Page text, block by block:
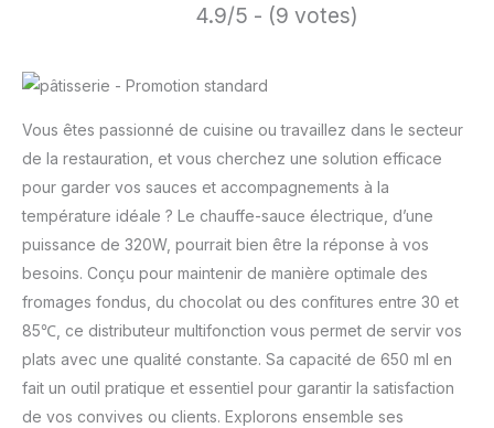
4.9/5 - (9 votes)
Vous êtes passionné de cuisine ou travaillez dans le secteur
de la restauration, et vous cherchez une solution efficace
pour garder vos sauces et accompagnements à la
température idéale ? Le chauffe-sauce électrique, d’une
puissance de 320W, pourrait bien être la réponse à vos
besoins. Conçu pour maintenir de manière optimale des
fromages fondus, du chocolat ou des confitures entre 30 et
85℃, ce distributeur multifonction vous permet de servir vos
plats avec une qualité constante. Sa capacité de 650 ml en
fait un outil pratique et essentiel pour garantir la satisfaction
de vos convives ou clients. Explorons ensemble ses